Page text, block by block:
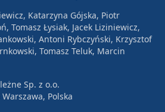
Katarzyna Gójska, Piotr
Tomasz Łysiak, Jacek Liziniewicz,
Antoni Rybczyński, Krzysztof
Tomasz Teluk, Marcin
Sp. z o.o.
Polska